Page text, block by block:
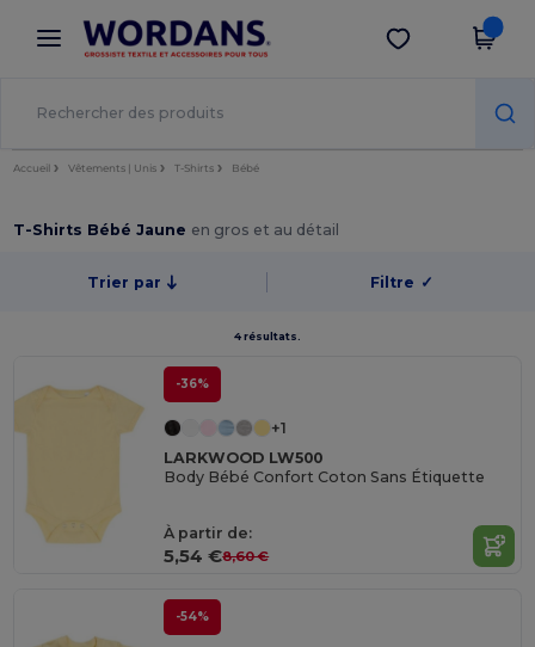
× Appli Wordans
Meilleurs prix sur l’app !
Obtenir l'appli
Accueil Vêtements | Unis T-Shirts Bébé
T-Shirts Bébé Jaune en gros et au détail
Trier par Filtre ✓
4 résultats.
-36%
+1
LARKWOOD LW500
Body Bébé Confort Coton Sans Étiquette
À partir de:
5,54 €8,60 €
-54%